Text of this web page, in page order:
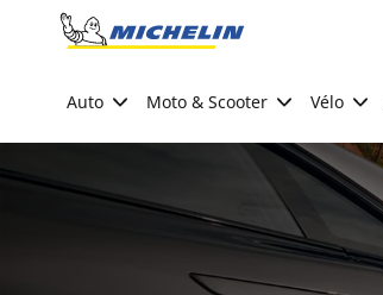
Go to page content
Auto Moto & Scooter Vélo